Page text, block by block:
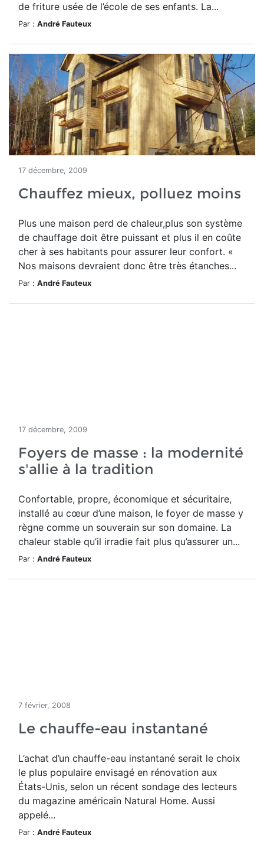
de friture usée de l’école de ses enfants. La...
Par : André Fauteux
17 décembre, 2009
Chauffez mieux, polluez moins
Plus une maison perd de chaleur,plus son système
de chauffage doit être puissant et plus il en coûte
cher à ses habitants pour assurer leur confort. «
Nos maisons devraient donc être très étanches...
Par : André Fauteux
17 décembre, 2009
Foyers de masse : la modernité
s'allie à la tradition
Confortable, propre, économique et sécuritaire,
installé au cœur d’une maison, le foyer de masse y
règne comme un souverain sur son domaine. La
chaleur stable qu’il irradie fait plus qu’assurer un...
Par : André Fauteux
7 février, 2008
Le chauffe-eau instantané
L’achat d’un chauffe-eau instantané serait le choix
le plus populaire envisagé en rénovation aux
États-Unis, selon un récent sondage des lecteurs
du magazine américain Natural Home. Aussi
appelé...
Par : André Fauteux